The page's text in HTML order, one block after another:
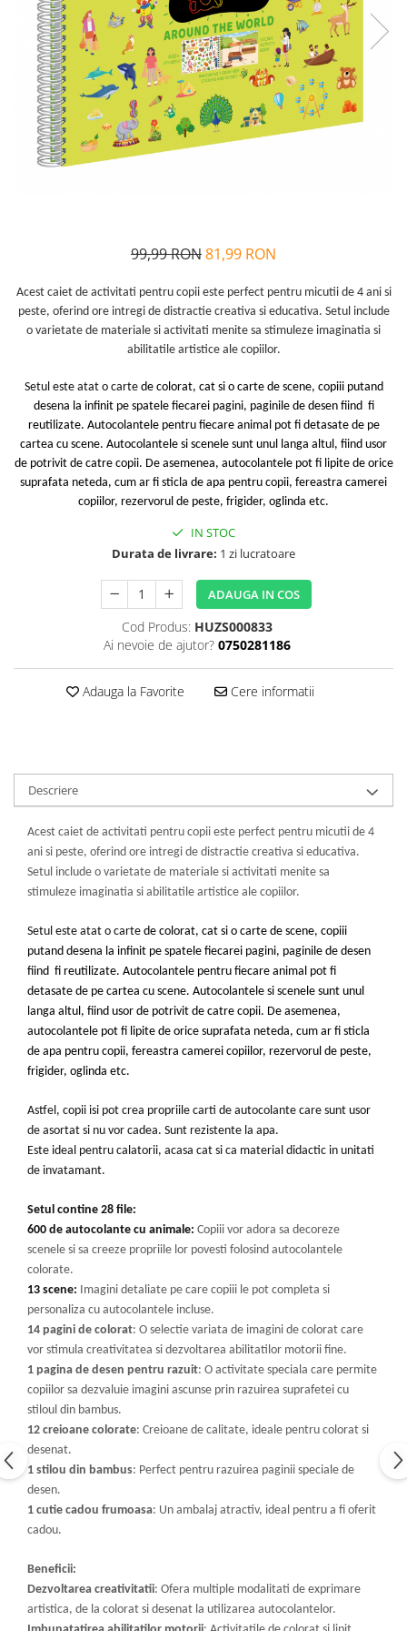
Alfabet si matematica
Jocuri de memorie si inteligenta
Seria Lectia de sanatate
Editura Litera
Editura Galaxia Copiilor
Colectia PIXI
Pisicile Războinice
Colectia Pia Papadia
99,99 RON81,99 RON
Acest caiet de activitati pentru copii este perfect pentru micutii de 4 ani si
peste, oferind ore intregi de distractie creativa si educativa. Setul include
o varietate de materiale si activitati menite sa stimuleze imaginatia si
abilitatile artistice ale copiilor.
Setul este atat o carte de colorat, cat si o carte de scene, copiii putand
desena la infinit pe spatele fiecarei pagini, paginile de desen fiind fi
reutilizate. Autocolantele pentru fiecare animal pot fi detasate de pe
cartea cu scene. Autocolantele si scenele sunt unul langa altul, fiind usor
de potrivit de catre copii. De asemenea, autocolantele pot fi lipite de orice
suprafata neteda, cum ar fi sticla de apa pentru copii, fereastra camerei
copiilor, rezervorul de peste, frigider, oglinda etc.
IN STOC
Durata de livrare: 1 zi lucratoare
ADAUGA IN COS
Cod Produs: HUZS000833
Ai nevoie de ajutor? 0750281186
Adauga la Favorite Cere informatii
Descriere
Acest caiet de activitati pentru copii este perfect pentru micutii de 4
ani si peste, oferind ore intregi de distractie creativa si educativa.
Setul include o varietate de materiale si activitati menite sa
stimuleze imaginatia si abilitatile artistice ale copiilor.
Setul este atat o carte de colorat, cat si o carte de scene, copiii
putand desena la infinit pe spatele fiecarei pagini, paginile de desen
fiind fi reutilizate. Autocolantele pentru fiecare animal pot fi
detasate de pe cartea cu scene. Autocolantele si scenele sunt unul
langa altul, fiind usor de potrivit de catre copii. De asemenea,
autocolantele pot fi lipite de orice suprafata neteda, cum ar fi sticla
de apa pentru copii, fereastra camerei copiilor, rezervorul de peste,
frigider, oglinda etc.
Astfel, copii isi pot crea propriile carti de autocolante care sunt usor
de asortat si nu vor cadea. Sunt rezistente la apa.
Este ideal pentru calatorii, acasa cat si ca material didactic in unitati
de invatamant.
Setul contine 28 file:
600 de autocolante cu animale: Copiii vor adora sa decoreze
scenele si sa creeze propriile lor povesti folosind autocolantele
colorate.
13 scene: Imagini detaliate pe care copiii le pot completa si
personaliza cu autocolantele incluse.
14 pagini de colorat: O selectie variata de imagini de colorat care
vor stimula creativitatea si dezvoltarea abilitatilor motorii fine.
1 pagina de desen pentru razuit: O activitate speciala care permite
copiilor sa dezvaluie imagini ascunse prin razuirea suprafetei cu
stiloul din bambus.
12 creioane colorate: Creioane de calitate, ideale pentru colorat si
desenat.
1 stilou din bambus: Perfect pentru razuirea paginii speciale de
desen.
1 cutie cadou frumoasa: Un ambalaj atractiv, ideal pentru a fi oferit
cadou.
Beneficii:
Dezvoltarea creativitatii: Ofera multiple modalitati de exprimare
artistica, de la colorat si desenat la utilizarea autocolantelor.